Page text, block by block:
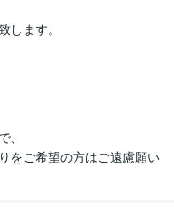
します。
をご希望の方はご遠慮願い